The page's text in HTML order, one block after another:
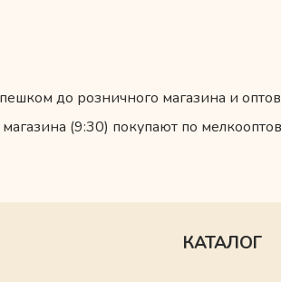
до розничного магазина и
(9:30) покупают по
КАТАЛОГ